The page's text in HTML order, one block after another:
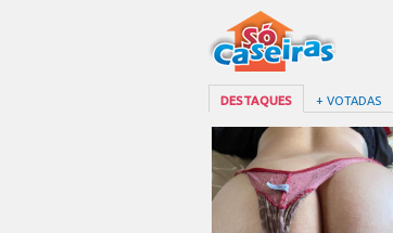
DESTAQUES + VOTADAS